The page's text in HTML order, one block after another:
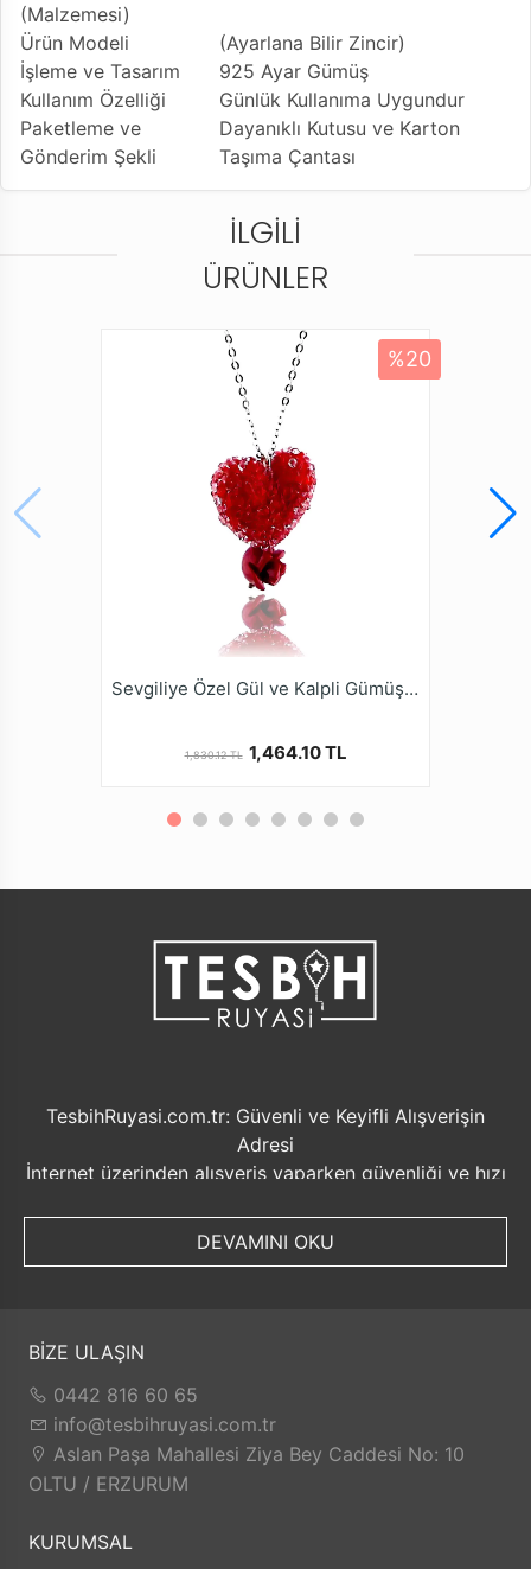
(Malzemesi)
Ürün Modeli
(Ayarlana Bilir Zincir)
İşleme ve Tasarım
925 Ayar Gümüş
Kullanım Özelliği
Günlük Kullanıma Uygundur
Paketleme ve
Gönderim Şekli
Dayanıklı Kutusu ve Karton
Taşıma Çantası
İLGILI
ÜRÜNLER
%20
Sevgiliye Özel Gül ve Kalpli Gümüş Kolye
1,830.12 TL 1,464.10 TL
TesbihRuyasi.com.tr: Güvenli ve Keyifli Alışverişin
Adresi
İnternet üzerinden alışveriş yaparken güvenliği ve hızı
TesbihRuyasi.com.tr, müşterilerine sunduğu bir dizi
avantajla öne çıkmaktadır.
Kişisel bilgilerinizin korunması ve güvenli ödeme
seçenekleri ile rahatça alışveriş yapabilirsiniz. Sizin
için değerli olan bilgilerin güvende olduğunu bilerek,
alışveriş deneyiminizi keyifli hale getirebilirsiniz.
Hızlı Kargo Hizmeti: Sipariş verdiğiniz ürünler, aynı
gün kargolanarak size hızlı bir şekilde ulaştırılır. Bu
ürünlere kolaylıkla sahip olabilirsiniz.
DEVAMINI OKU
BİZE ULAŞIN
0442 816 60 65
info@tesbihruyasi.com.tr
Aslan Paşa Mahallesi Ziya Bey Caddesi No: 10
OLTU / ERZURUM
KURUMSAL